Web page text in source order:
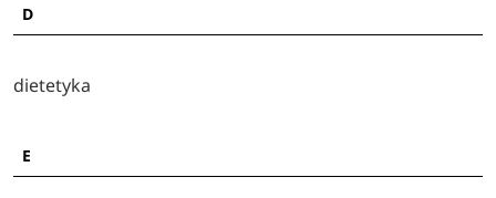
D
dietetyka
E